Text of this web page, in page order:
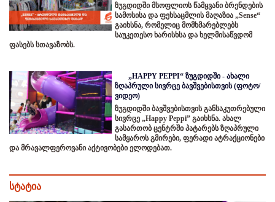
ზუგდიდში მსოფლიოს წამყვანი ბრენდების
სამოსისა და ფეხსაცმლის მაღაზია „Sense“
გაიხსნა, რომელიც მომხმარებლებს
საუკეთესო ხარისხსა და ხელმისაწვდომ
ფასებს სთავაზობს.
„HAPPY PEPPI“ ზუგდიდში - ახალი
ზღაპრული სივრცე ბავშვებისთვის (ფოტო/
ვიდეო)
ზუგდიდში ბავშვებისთვის განსაკუთრებული
სივრცე „Happy Peppi” გაიხსნა. ახალ
გასართობ ცენტრში პატარებს ზღაპრული
სამყაროს გმირები, ფერადი ატრაქციონები
და მრავალფეროვანი აქტივობები ელოდებათ.
სტატია